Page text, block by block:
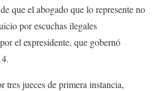
que el abogado que lo represente no
por escuchas ilegales
el expresidente, que gobernó
tres jueces de primera instancia,